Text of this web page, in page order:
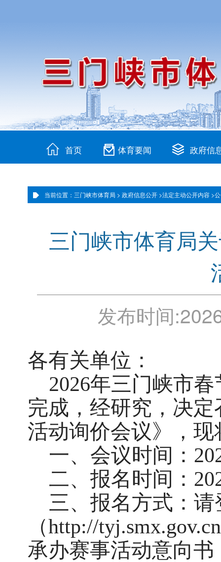
首页 体育要闻 政府信
当前位置：三门峡市体育局 > 政府信息公开 >法定主动公开内容 >
三门峡市体育局
发布时间:
各有关单位：
2026年三门峡市
完成，经研究，决
活动询价会议》，
一、 会议时间：
二、 报名时间：
三、报名方式： 请
（http://
承办赛事活动意向